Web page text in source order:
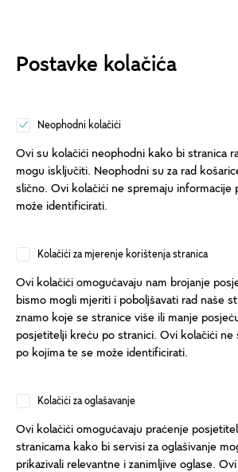
Postavke kolačića
Neophodni kolačići
Ovi su kolačići neophodni kako bi stranica
mogu isključiti. Neophodni su za rad
slično. Ovi kolačići ne spremaju informacije
može identificirati.
Kolačići za mjerenje korištenja stranica
Ovi kolačići omogućavaju nam brojanje
bismo mogli mjeriti i poboljšavati rad naše
znamo koje se stranice više ili manje
posjetitelji kreću po stranici. Ovi kolačići ne
po kojima te se može identificirati.
Kolačići za oglašavanje
Ovi kolačići omogućavaju praćenje
stranicama kako bi servisi za oglašivanje
prikazivali relevantne i zanimljive oglase.